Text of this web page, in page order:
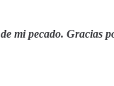
mi pecado. Gracias